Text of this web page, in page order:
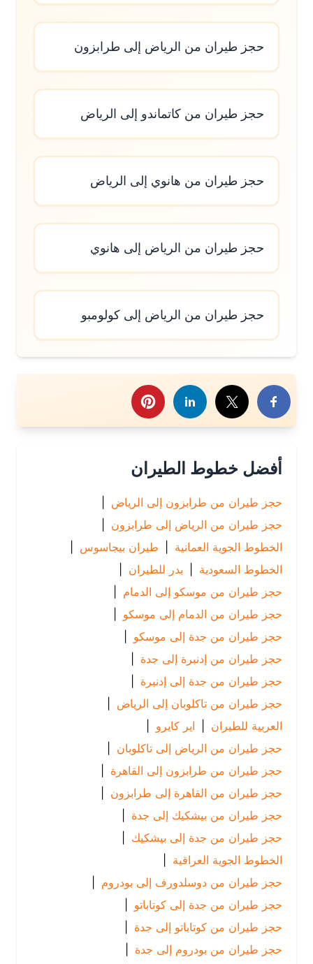
حجز طيران من الرياض إلى طرابزون
حجز طيران من كاتماندو إلى الرياض
حجز طيران من هانوي إلى الرياض
حجز طيران من الرياض إلى هانوي
حجز طيران من الرياض إلى كولومبو
هذا الموضوع
أفضل خطوط الطيران
حجز طيران من طرابزون إلى الرياض
|
حجز طيران من الرياض إلى طرابزون |
الخطوط الجوية العمانية | طيران بيجاسوس |
الخطوط السعودية | بدر للطيران |
حجز طيران من موسكو إلى الدمام
|
حجز طيران من الدمام إلى موسكو |
حجز طيران من جدة إلى موسكو |
حجز طيران من إدنبرة إلى جدة
حجز طيران من جدة إلى إدنبرة |
حجز طيران من تاكلوبان إلى الرياض
|
العربية للطيران | اير كايرو
|
حجز طيران من الرياض إلى تاكلوبان |
حجز طيران من طرابزون إلى القاهرة |
حجز طيران من القاهرة إلى طرابزون |
حجز طيران من بيشكيك إلى جدة
حجز طيران من جدة إلى بيشكيك |
الخطوط الجوية العراقية
حجز طيران من دوسلدورف إلى بودروم |
حجز طيران من جدة إلى كوتاباتو |
حجز طيران من كوتاباتو إلى جدة
حجز طيران من بودروم إلى جدة